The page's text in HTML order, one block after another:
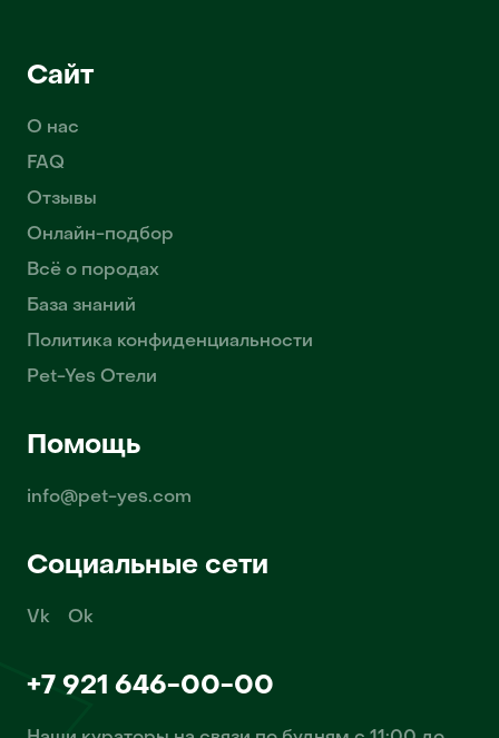
Сайт
О нас
FAQ
Отзывы
Онлайн-подбор
Всё о породах
База знаний
Политика конфиденциальности
Pet-Yes Отели
Помощь
info@pet-yes.com
Социальные сети
Vk Ok
+7 921 646-00-00